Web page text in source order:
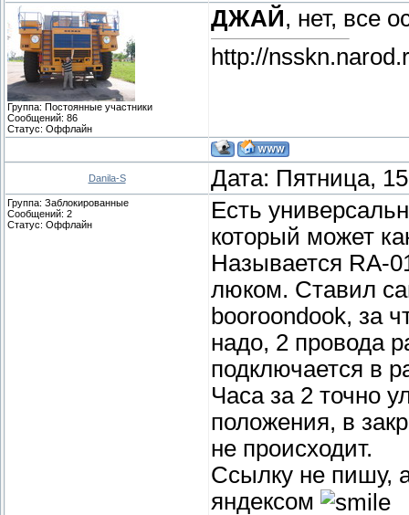
Группа: Постоянные участники
Сообщений: 86
Статус: Оффлайн
ДЖАЙ, нет, все
http://
Danila-S Дата: Пятница,
Группа: Заблокированные
Сообщений: 2
Статус: Оффлайн
Есть
который может
Называется RA-
люком. Ставил
booroondook, за
надо, 2 провода
подключается в
Часа за 2 точно
положения, в
не происходит.
Ссылку не пишу,
яндексом